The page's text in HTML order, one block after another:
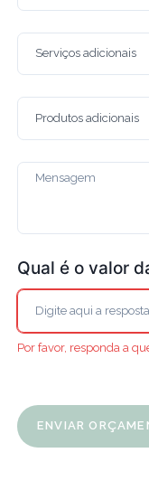
Qual é o valor
Por favor, responda a
ENVIAR